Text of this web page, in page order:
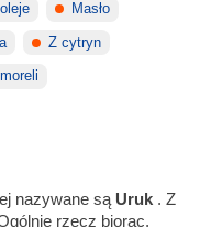
Masło
Z cytryn
nazywane są Uruk . Z
rzecz biorąc,